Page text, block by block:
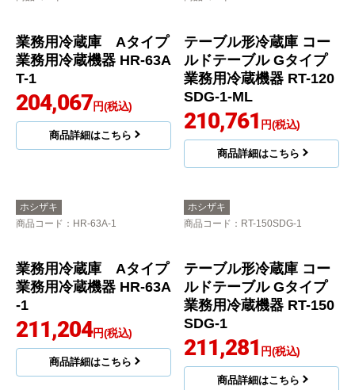
業務用冷蔵庫 Aタイプ
業務用冷蔵機器 HR-63A
T-1
204,067円(税込)
商品詳細はこちら
テーブル形冷蔵庫 コー
ルドテーブル Gタイプ
業務用冷蔵機器 RT-120
SDG-1-ML
210,761 円(税込)
商品詳細はこちら
ホシザキ
商品コード ：HR-63A-1
業務用冷蔵庫 Aタイプ
業務用冷蔵機器 HR-63A
-1
211,204円(税込)
商品詳細はこちら
ホシザキ
商品コード ：RT-150SDG-1
テーブル形冷蔵庫 コー
ルドテーブル Gタイプ
業務用冷蔵機器 RT-150
SDG-1
211,281 円(税込)
商品詳細はこちら